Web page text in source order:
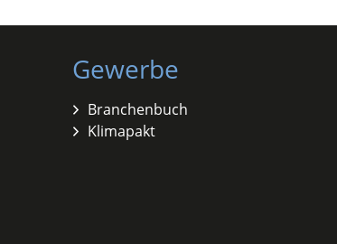
Gewerbe
Branchenbuch
Klimapakt